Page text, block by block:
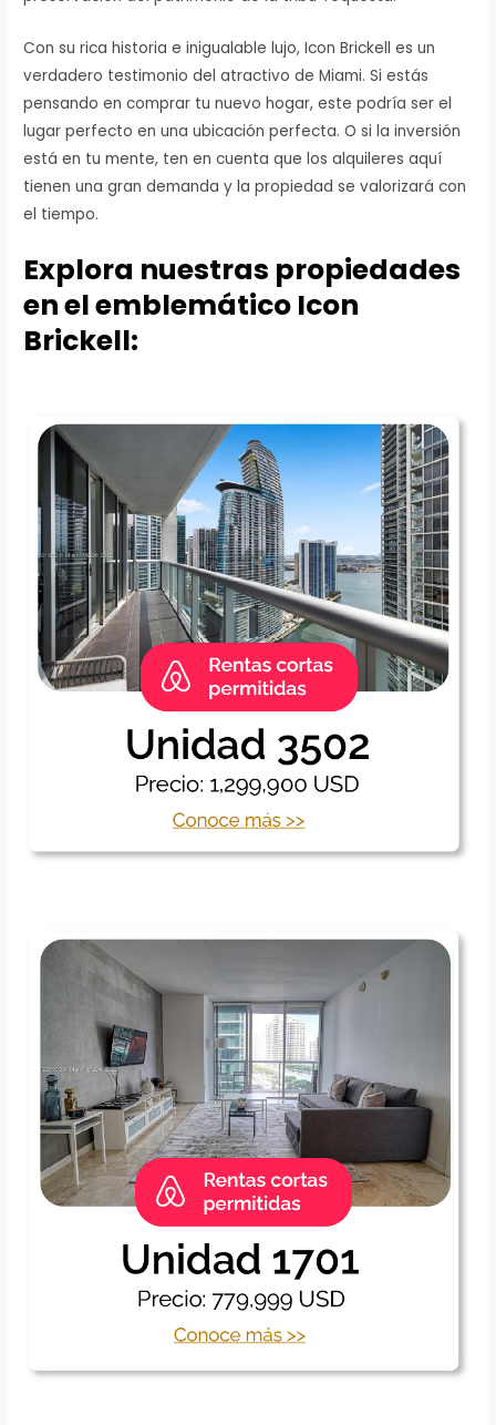
Con su rica historia e inigualable lujo, Icon Brickell es un
verdadero testimonio del atractivo de Miami. Si estás
pensando en comprar tu nuevo hogar, este podría ser el
lugar perfecto en una ubicación perfecta. O si la inversión
está en tu mente, ten en cuenta que los alquileres aquí
tienen una gran demanda y la propiedad se valorizará con
el tiempo.
Explora nuestras propiedades
en el emblemático Icon
Brickell: